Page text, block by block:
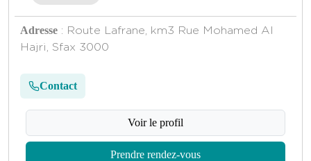
Adresse : Route Lafrane, km3 Rue Mohamed Al
Hajri, Sfax 3000
Contact
Voir le profil
Prendre rendez-vous